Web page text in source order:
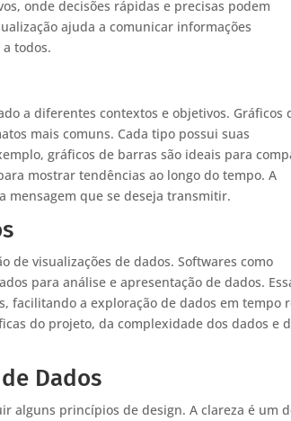
onde decisões rápidas e precisas podem
ajuda a comunicar informações
todos.
a diferentes contextos e objetivos. Gráficos
mais comuns. Cada tipo possui suas
gráficos de barras são ideais para
mostrar tendências ao longo do tempo. A
mensagem que se deseja transmitir.
de visualizações de dados. Softwares como
para análise e apresentação de dados.
facilitando a exploração de dados em tempo
do projeto, da complexidade dos dados e
Dados
alguns princípios de design. A clareza é um